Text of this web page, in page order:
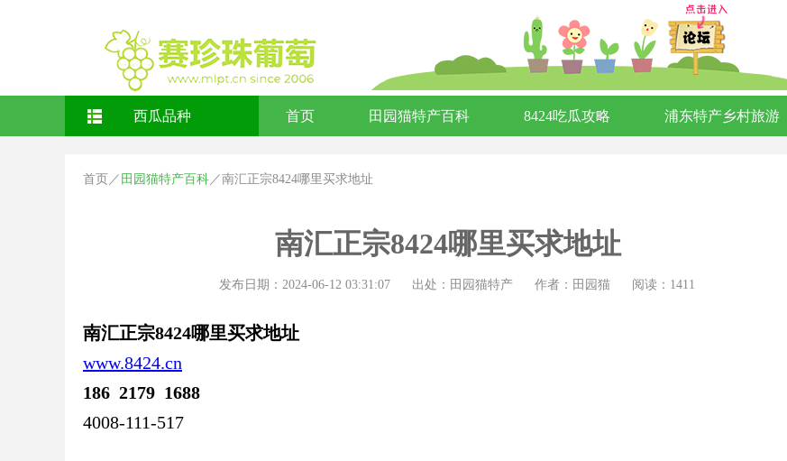
西瓜品种 首页 田园猫特产百科 8424吃瓜攻略 浦东特产乡村旅游
首页 ／ 田园猫特产百科／南汇正宗8424哪里买求地址
南汇正宗8424哪里买求地址
发布日期：2024-06-12 03:31:07 出处：田园猫特产 作者：田园猫 阅读：1411
南汇正宗8424哪里买求地址
www.8424.cn
186 2179 1688
4008-111-517